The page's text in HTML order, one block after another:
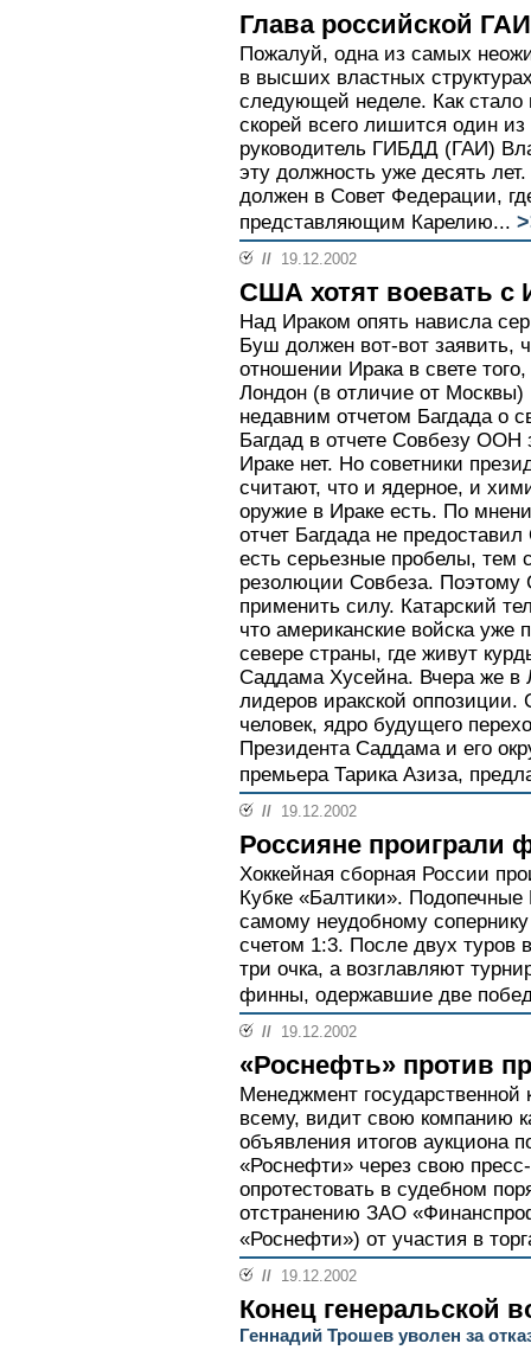
Глава российской
Пожалуй, одна из самых
в высших властных
следующей неделе. Как стало
скорей всего лишится один
руководитель ГИБДД (ГАИ)
эту должность уже десять
должен в Совет Федерации,
представляющим Карелию...
// 19.12.2002
США хотят воевать с
Над Ираком опять нависла
Буш должен вот-вот заявить,
отношении Ирака в свете
Лондон (в отличие от Москвы)
недавним отчетом Багдада о
Багдад в отчете Совбезу ООН
Ираке нет. Но советники
считают, что и ядерное, и
оружие в Ираке есть. По
отчет Багдада не
есть серьезные пробелы,
резолюции Совбеза.
применить силу. Катарский
что американские войска уже
севере страны, где живут
Саддама Хусейна. Вчера же в
лидеров иракской
человек, ядро будущего
Президента Саддама и его
премьера Тарика Азиза,
// 19.12.2002
Россияне проиграли
Хоккейная сборная России
Кубке «Балтики».
самому неудобному
счетом 1:3. После двух туров
три очка, а возглавляют
финны, одержавшие две
// 19.12.2002
«Роснефть» против
Менеджмент
всему, видит свою компанию
объявления итогов аукциона
«Роснефти» через свою
опротестовать в судебном
отстранению ЗАО
«Роснефти») от участия в
// 19.12.2002
Конец генеральской
Геннадий Трошев уволен за